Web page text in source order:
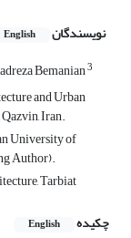
نویسندگان English
Bemanian3
and Urban
Iran.
University of
Author).
Tarbiat
چکیده
English